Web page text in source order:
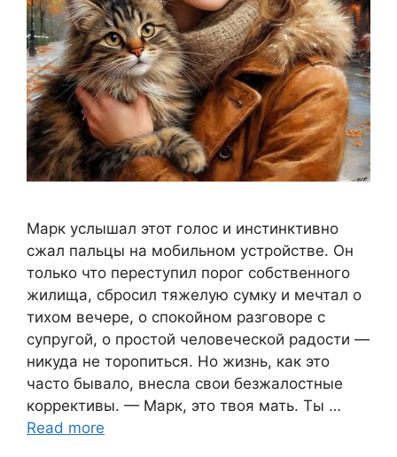
Марк услышал этот голос и инстинктивно
сжал пальцы на мобильном устройстве. Он
только что переступил порог собственного
жилища, сбросил тяжелую сумку и мечтал о
тихом вечере, о спокойном разговоре с
супругой, о простой человеческой радости —
никуда не торопиться. Но жизнь, как это
часто бывало, внесла свои безжалостные
коррективы. — Марк, это твоя мать. Ты …
Read more